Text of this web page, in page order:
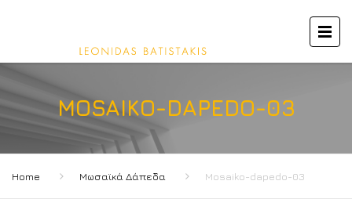
MOSAIKO-DAPEDO-03
Home Μωσαϊκά Δάπεδα Mosaiko-dapedo-03